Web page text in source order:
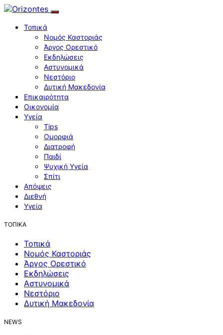
Τοπικά
Νομός Καστοριάς
Άργος Ορεστικό
Εκδηλώσεις
Αστυνομικά
Νεστόριο
Δυτική Μακεδονία
Επικαιρότητα
Οικονομία
Υγεία
Tips
Ομορφιά
Διατροφή
Παιδί
Ψυχική Υγεία
Σπίτι
Απόψεις
Διεθνή
Υγεία
ΤΟΠΙΚΑ
Τοπικά
Νομός Καστοριάς
Άργος Ορεστικό
Εκδηλώσεις
Αστυνομικά
Νεστόριο
Δυτική Μακεδονία
NEWS